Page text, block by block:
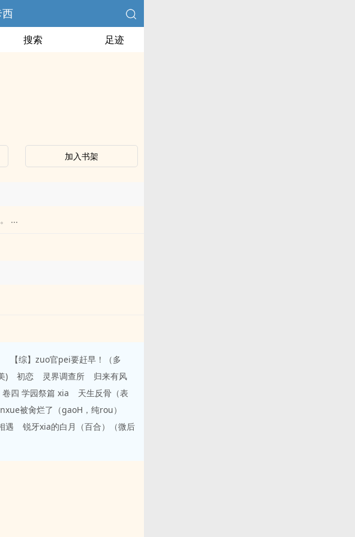
西
搜索 足迹
加入书架
...
【综】zuo官pei要赶早！（多
) 初恋 灵界调查所
归来有风
卷四 学园祭篇 xia
天生反骨（表
被肏烂了（gaoH，纯rou）
遇
锐牙xia的白月（百合）（微后